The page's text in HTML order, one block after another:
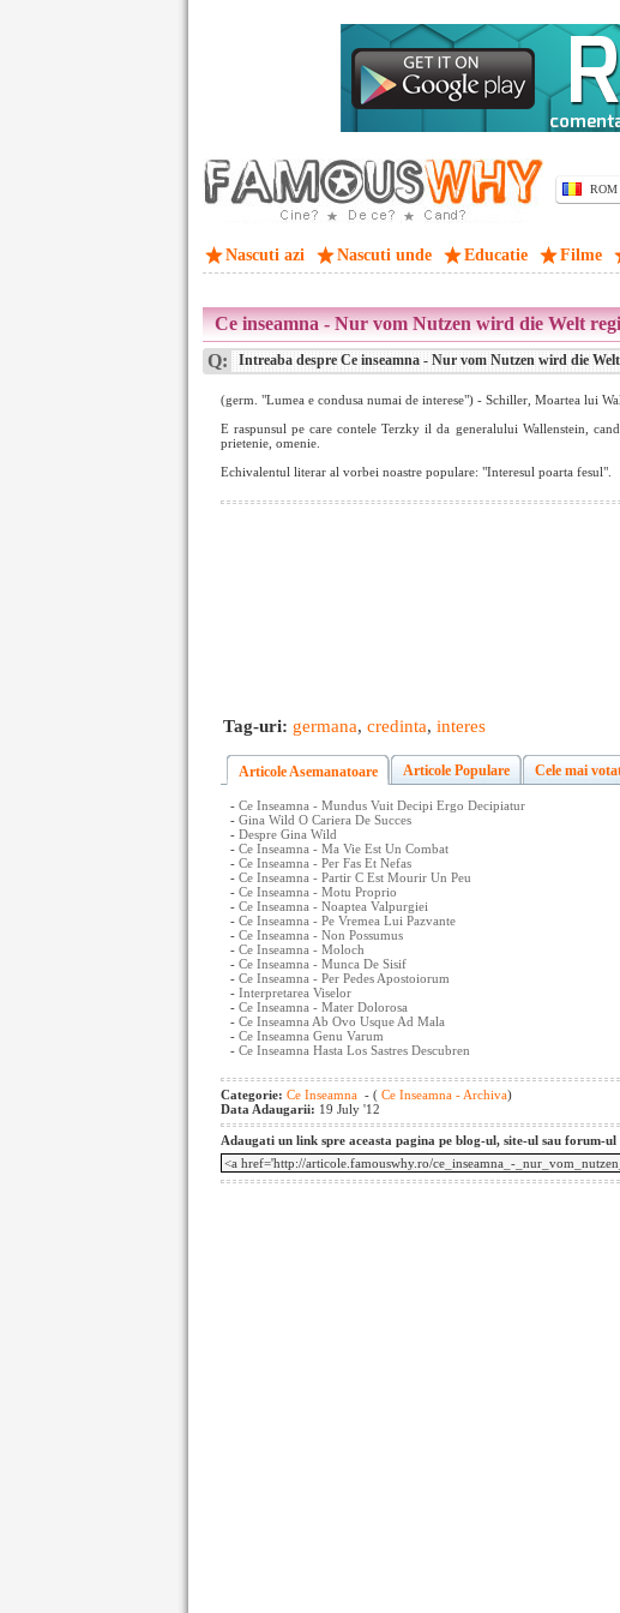
ROM
Nascuti azi Nascuti unde Educatie Filme
Ce inseamna - Nur vom Nutzen wird die Welt
Q: Intreaba despre Ce inseamna - Nur vom Nutzen wird die
(germ. "Lumea e condusa numai de interese") - Schiller, Moartea lui
E raspunsul pe care contele Terzky il da generalului Wallenstein, cand
prietenie, omenie.
Echivalentul literar al vorbei noastre populare: "Interesul poarta fesul".
Tag-uri: germana, credinta, interes
Articole Asemanatoare Articole Populare Cele mai
- Ce Inseamna - Mundus Vuit Decipi Ergo Decipiatur
- Gina Wild O Cariera De Succes
- Despre Gina Wild
- Ce Inseamna - Ma Vie Est Un Combat
- Ce Inseamna - Per Fas Et Nefas
- Ce Inseamna - Partir C Est Mourir Un Peu
- Ce Inseamna - Motu Proprio
- Ce Inseamna - Noaptea Valpurgiei
- Ce Inseamna - Pe Vremea Lui Pazvante
- Ce Inseamna - Non Possumus
- Ce Inseamna - Moloch
- Ce Inseamna - Munca De Sisif
- Ce Inseamna - Per Pedes Apostoiorum
- Interpretarea Viselor
- Ce Inseamna - Mater Dolorosa
- Ce Inseamna Ab Ovo Usque Ad Mala
- Ce Inseamna Genu Varum
- Ce Inseamna Hasta Los Sastres Descubren
Categorie: Ce Inseamna - ( Ce Inseamna - Archiva)
Data Adaugarii: 19 July '12
Adaugati un link spre aceasta pagina pe blog-ul, site-ul sau forum-ul